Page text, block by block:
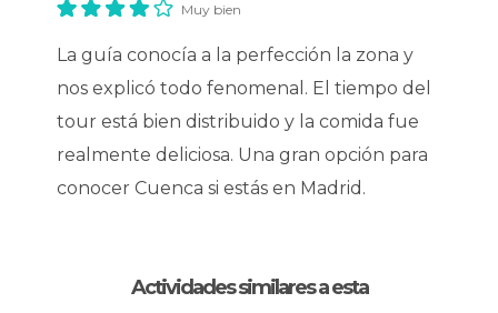
Muy bien
La guía conocía a la perfección la zona y
nos explicó todo fenomenal. El tiempo del
tour está bien distribuido y la comida fue
realmente deliciosa. Una gran opción para
conocer Cuenca si estás en Madrid.
Actividades similares a esta